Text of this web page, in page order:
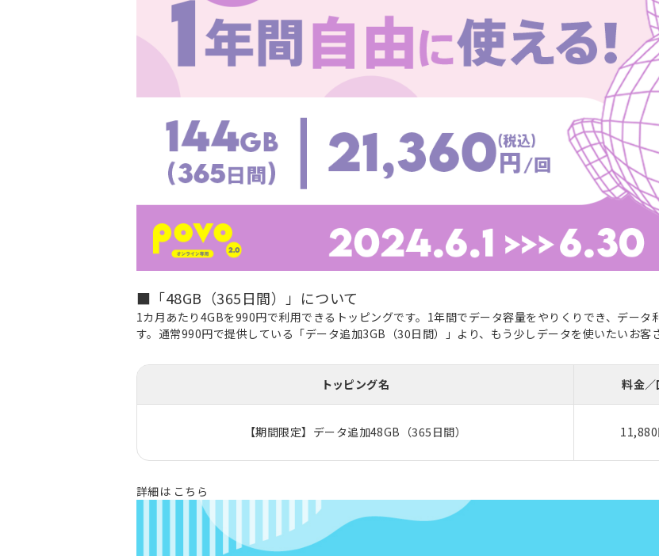
■「48GB（365日間）」について
1カ月あたり4GBを990円で利用できるトッピングです。1年間でデータ容量をやりくりでき、データ
す。通常990円で提供している「データ追加3GB（30日間）」より、もう少しデータを使いたいお客
トッピング名 料金／
【期間限定】データ追加48GB（365日間）
詳細は こちら